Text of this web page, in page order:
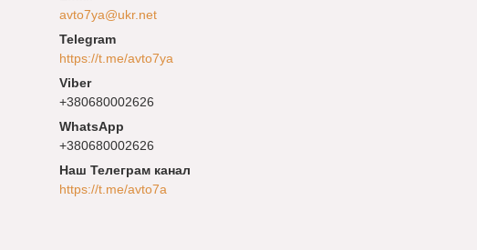
avto7ya@ukr.net
https://t.me/avto7ya
+380680002626
+380680002626
Наш Телеграм канал
https://t.me/avto7a